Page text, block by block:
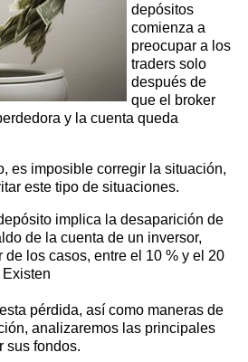
depósitos
comienza a
preocupar a los
traders solo
después de
que el broker
y la cuenta queda
es imposible corregir la situación,
este tipo de situaciones.
implica la desaparición de
de la cuenta de un inversor,
los casos, entre el 10 % y el 20
pérdida, así como maneras de
analizaremos las principales
sus fondos.